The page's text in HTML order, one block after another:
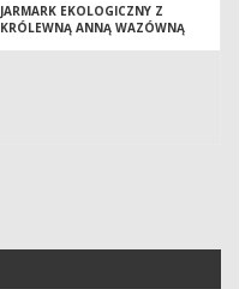
JARMARK EKOLOGICZNY Z
KRÓLEWNĄ ANNĄ WAZÓWNĄ